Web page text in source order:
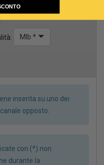
MIb *
inserita su uno dei
opposto.
con (*) non
durante la